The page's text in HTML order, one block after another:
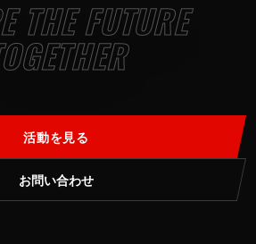
THE FUTURE
活動を見る
お問い合わせ